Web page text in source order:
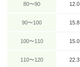
80〜90 12.0
90〜100 15.8
100〜110 15.0
110〜120 22.3